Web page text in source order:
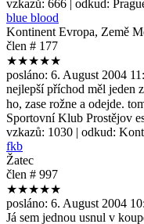
vzkazů: 666 | odkud:
blue blood
Kontinent Evropa, Země
člen # 177
★★★★★
posláno: 6. August 2004
nejlepší příchod měl jeden
ho, zase rožne a odejde.
Sportovní Klub Prostějov
vzkazů: 1030 | odkud:
fkb
Žatec
člen # 997
★★★★★
posláno: 6. August 2004
Já sem jednou usnul v